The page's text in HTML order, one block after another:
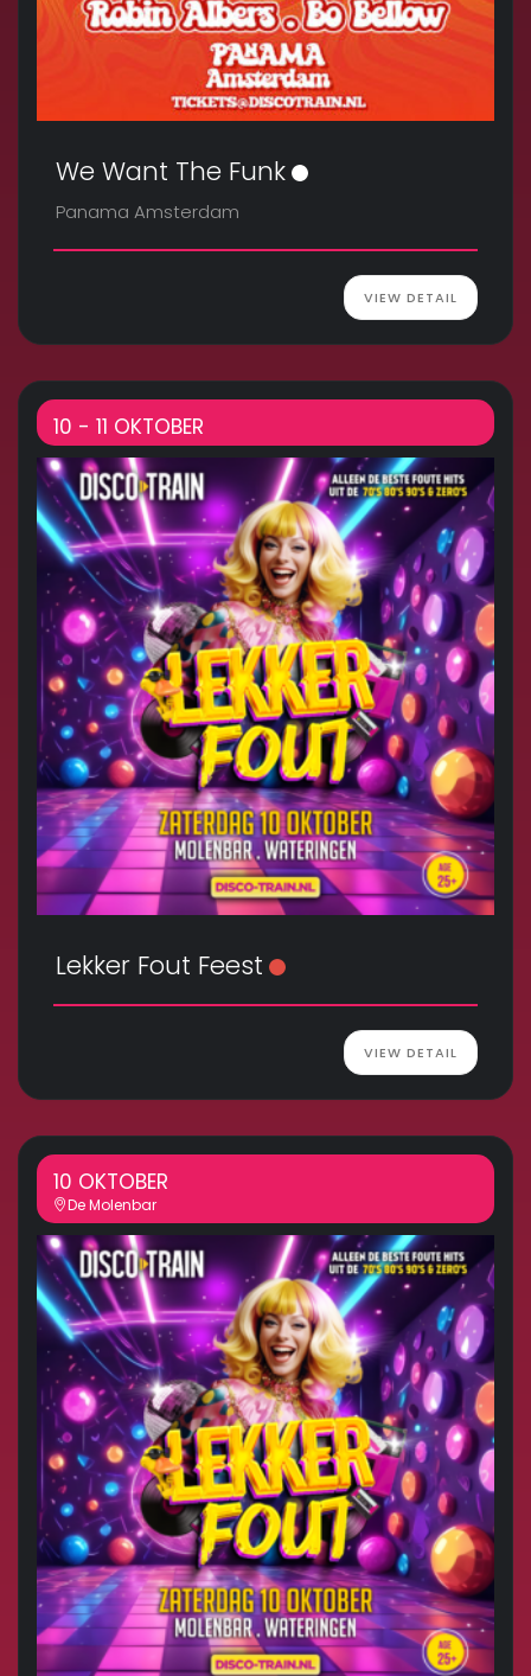
We Want The Funk
Panama Amsterdam
VIEW DETAIL
10 - 11 OKTOBER
Lekker Fout Feest
VIEW DETAIL
10 OKTOBER
De Molenbar